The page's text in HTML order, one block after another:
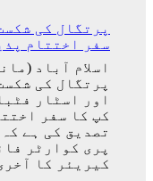
پرتگال کی
سفر اختتام
پرتگال کی
اور اسٹار
کپ کا سفر
تصدیق کی ہے
پری کوارٹر
کیریئر کا